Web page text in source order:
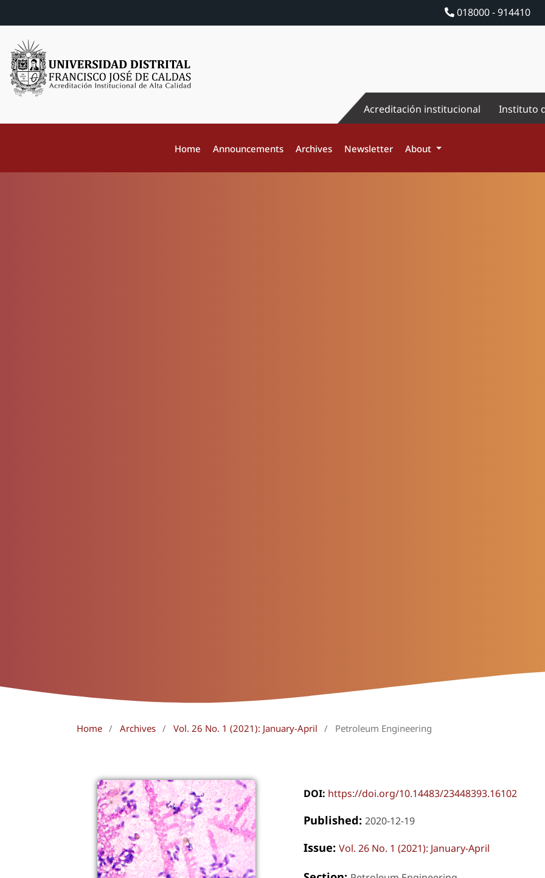
018000 - 914410
Acreditación institucional Instituto
Home Announcements Archives Newsletter About
Home / Archives / Vol. 26 No. 1 (2021): January-April / Petroleum Engineering
DOI: https://doi.org/10.14483/23448393.16102
Published: 2020-12-19
Issue: Vol. 26 No. 1 (2021): January-April